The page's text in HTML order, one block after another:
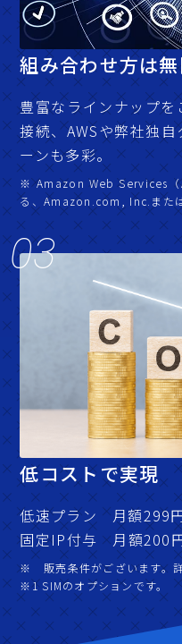
組み合わせ方は
豊富なラインナップ
接続、AWSや弊社独
ーンも多彩。
※ Amazon Web Services（
る、Amazon.com, Inc.または
03
低コストで実現
低速プラン 月額299
固定IP付与 月額200円
※ 販売条件がございます。
※1 SIMのオプションです。